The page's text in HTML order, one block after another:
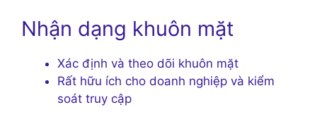
Nhận dạng khuôn mặt
Xác định và theo dõi khuôn mặt
Rất hữu ích cho doanh nghiệp và kiểm
soát truy cập